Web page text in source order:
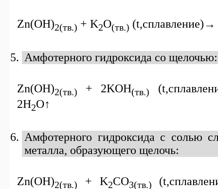
Zn(OH)2(тв.) + K2O(тв.) (t,сплавление)→
Амфотерного гидроксида со щелочью:
Zn(OH)2(тв.) + 2KOH(тв.) (t
2H2O↑
Амфотерного гидроксида с солью
металла, образующего щелочь:
Zn(OH)2(тв.) + K2CO3(тв.) (t